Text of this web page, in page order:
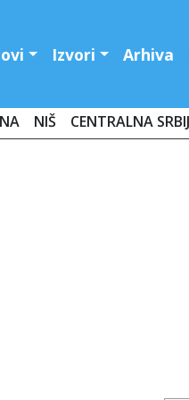
Izvori Arhiva
NIŠ CENTRALNA